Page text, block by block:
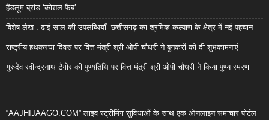
हैंडलूम ब्रांड ‘कोशल फैब’
विशेष लेख : ढाई साल की उपलब्धियाँ- छत्तीसगढ़ का श्रमिक कल्याण के क्षेत्र में नई पहचान
राष्ट्रीय हथकरघा दिवस पर वित्त मंत्री श्री ओपी चौधरी ने बुनकरों को दी शुभकामनाएं
गुरुदेव रवीन्द्रनाथ टैगोर की पुण्यतिथि पर वित्त मंत्री श्री ओपी चौधरी ने किया पुण्य स्मरण
“AAJHIJAAGO.COM” लाइव स्ट्रीमिंग सुविधाओं के साथ एक ऑनलाइन समाचार पोर्टल